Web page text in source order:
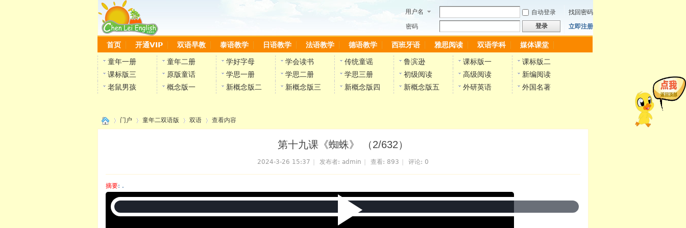
用户名 自动登录
找回密码
密码
登录 立即注册
首页 开通VIP 双语早教 泰语教学 日语教学 法语教学 德语教学 西班牙语 雅思阅读 双语学科 媒体课堂
童年一册 童年二册 学好字母 学会读书 传统童谣 鲁滨逊 课标版一
课标版二
课标版三
原版童话 学思一册 学思二册 学思三册 初级阅读 高级阅读
新编阅读
老鼠男孩
概念版一 新概念版二 新概念版三 新概念版四 新概念版五 外研英语 外国名著
陈雷
门户 童年二双语版 双语 查看内容
第十九课《蜘蛛》 （2/632）
2024-3-26 15:37 发布者: admin 查看: 893 评论: 0
摘要: .